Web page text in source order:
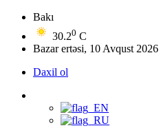
Bakı
30.20 C
Bazar ertəsi, 10 Avqust 2026
Daxil ol